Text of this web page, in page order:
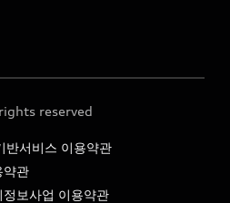
이벤트
서울종로-1079
reserved
반서비스 이용약관
관
보사업 이용약관